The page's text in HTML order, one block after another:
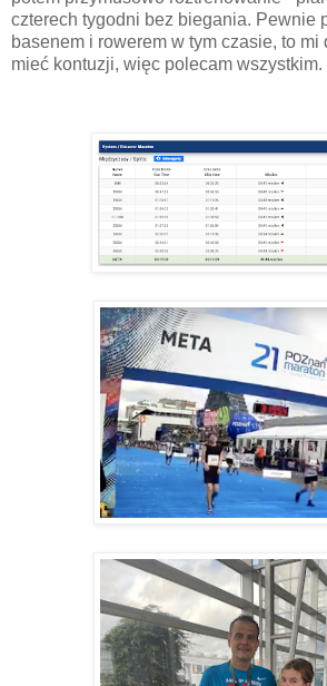
czterech tygodni bez biegania. Pewnie
basenem i rowerem w tym czasie, to
mieć kontuzji, więc polecam wszystkim.